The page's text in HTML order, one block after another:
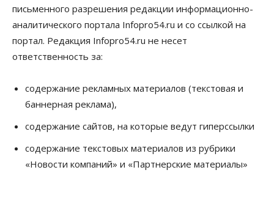
Общество Право&Порядок
В Новосибирске руководителя отдела полиции
заключили под стражу
07 Августа 2026, 10:15
Новосибирской области, но режима ЧС не будет
07 Августа 2026, 10:00
Бизнес Право&Порядок
выстраивают системы защиты от атак БПЛА
07 Августа 2026, 09:00
письменного разрешения редакции информационно-
аналитического портала Infopro54.ru и со ссылкой на
портал. Редакция Infopro54.ru не несет
ответственность за:
содержание рекламных материалов (текстовая и
баннерная реклама),
содержание сайтов, на которые ведут гиперссылки
содержание текстовых материалов из рубрики
«Новости компаний» и «Партнерские материалы»